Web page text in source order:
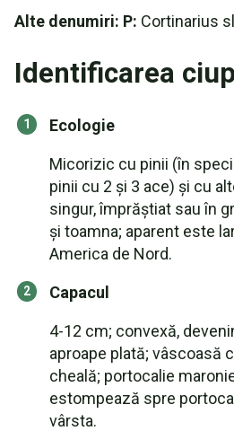
Alte denumiri: P: Cortinarius
Identificarea
Ecologie
Micorizic cu pinii (în
pinii cu 2 și 3 ace) și cu
singur, împrăștiat sau în
și toamna; aparent este
America de Nord.
Capacul
4-12 cm; convexă,
aproape plată; vâscoasă
cheală; portocalie
estompează spre
vârsta.